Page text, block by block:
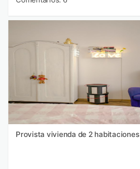
Provista vivienda de 2 habitaciones